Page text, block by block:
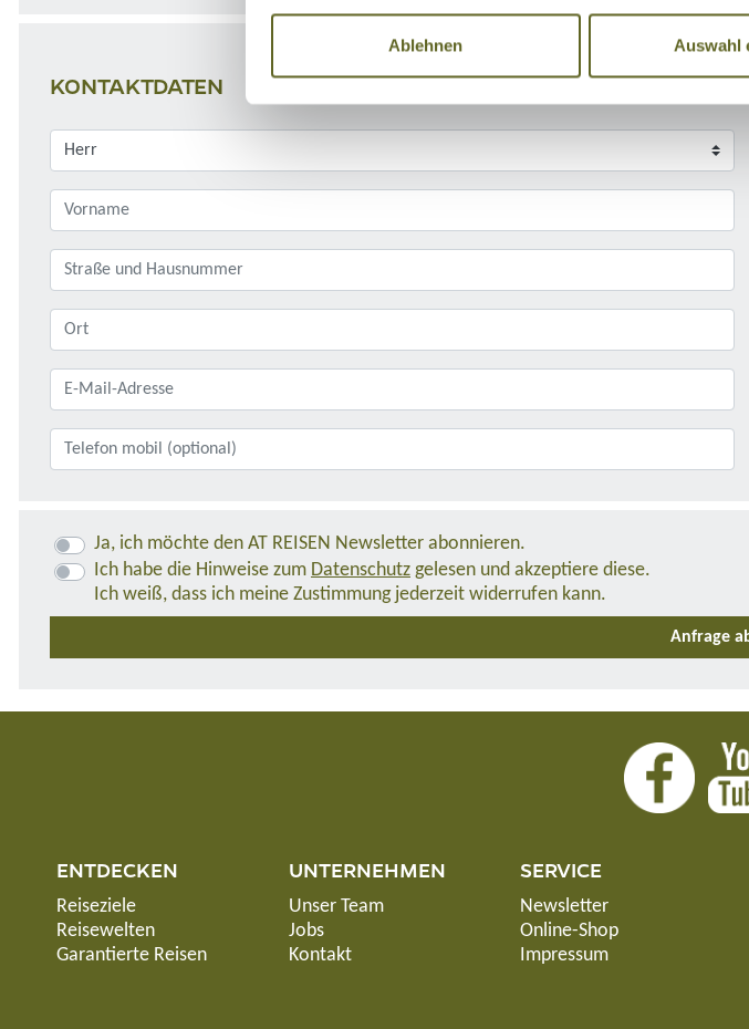
Ablehnen Auswahl
KONTAKTDATEN
Ja, ich möchte den AT REISEN Newsletter abonnieren.
Ich habe die Hinweise zum Datenschutz gelesen und akzeptiere diese.
Ich weiß, dass ich meine Zustimmung jederzeit widerrufen kann.
ENTDECKEN
Reiseziele
Reisewelten
Garantierte Reisen
UNTERNEHMEN
Unser Team
Jobs
Kontakt
SERVICE
Newsletter
Online-Shop
Impressum